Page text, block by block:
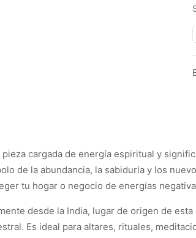
cargada de energía espiritual y
de la abundancia, la sabiduría y los
tu hogar o negocio de energías
desde la India, lugar de origen de
Es ideal para altares, rituales,